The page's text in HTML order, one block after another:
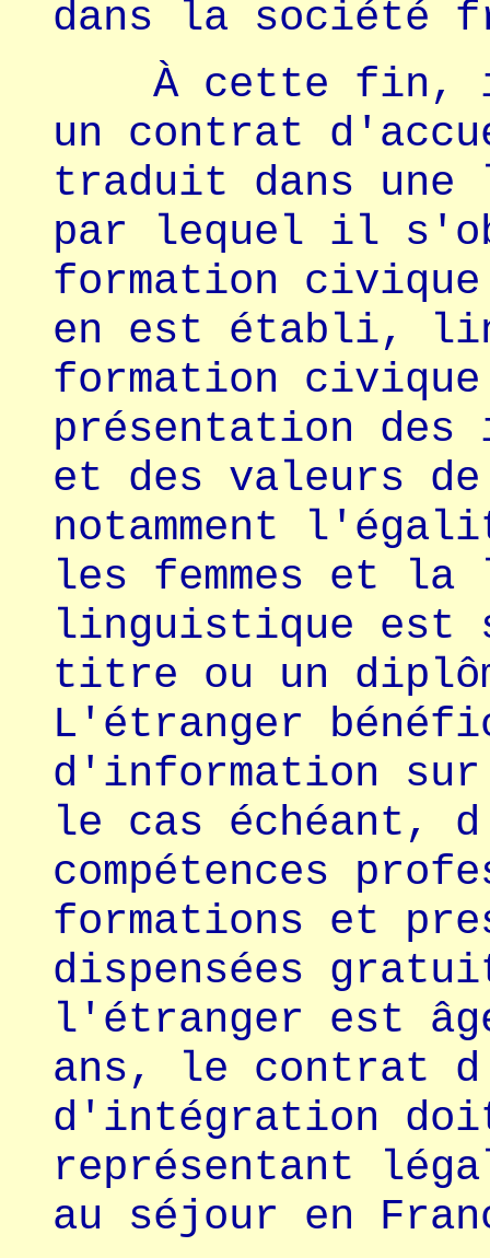
dans la société
À cette fin, il
un contrat
traduit dans une
par lequel il
formation
en est établi,
formation civique
présentation
et des valeurs
notamment
les femmes et
linguistique est
titre ou un
L'étranger
d'information
le cas échéant,
compétences
formations et
dispensées
l'étranger est
ans, le contrat
d'intégration
représentant
au séjour en